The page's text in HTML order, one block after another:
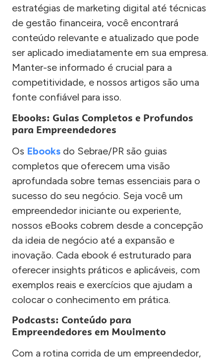
estratégias de marketing digital até técnicas
de gestão financeira, você encontrará
conteúdo relevante e atualizado que pode
ser aplicado imediatamente em sua empresa.
Manter-se informado é crucial para a
competitividade, e nossos artigos são uma
fonte confiável para isso.
Ebooks: Guias Completos e Profundos
para Empreendedores
Os Ebooks do Sebrae/PR são guias
completos que oferecem uma visão
aprofundada sobre temas essenciais para o
sucesso do seu negócio. Seja você um
empreendedor iniciante ou experiente,
nossos eBooks cobrem desde a concepção
da ideia de negócio até a expansão e
inovação. Cada ebook é estruturado para
oferecer insights práticos e aplicáveis, com
exemplos reais e exercícios que ajudam a
colocar o conhecimento em prática.
Podcasts: Conteúdo para
Empreendedores em Movimento
Com a rotina corrida de um empreendedor,